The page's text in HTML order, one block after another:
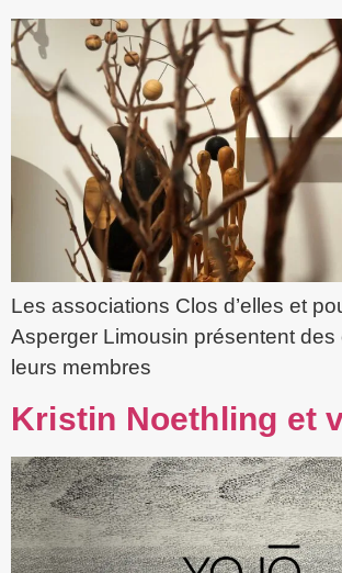
Les associations Clos d’elles et
Asperger Limousin présentent des
leurs membres
Kristin Noethling et